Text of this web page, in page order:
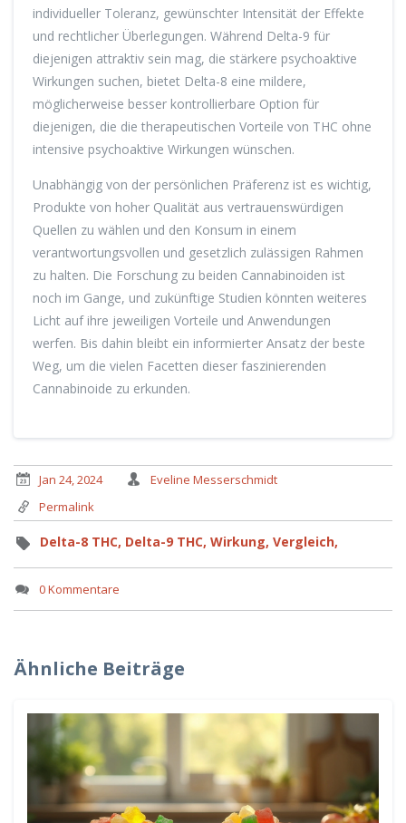
individueller Toleranz, gewünschter Intensität der Effekte
und rechtlicher Überlegungen. Während Delta-9 für
diejenigen attraktiv sein mag, die stärkere psychoaktive
Wirkungen suchen, bietet Delta-8 eine mildere,
möglicherweise besser kontrollierbare Option für
diejenigen, die die therapeutischen Vorteile von THC ohne
intensive psychoaktive Wirkungen wünschen.
Unabhängig von der persönlichen Präferenz ist es wichtig,
Produkte von hoher Qualität aus vertrauenswürdigen
Quellen zu wählen und den Konsum in einem
verantwortungsvollen und gesetzlich zulässigen Rahmen
zu halten. Die Forschung zu beiden Cannabinoiden ist
noch im Gange, und zukünftige Studien könnten weiteres
Licht auf ihre jeweiligen Vorteile und Anwendungen
werfen. Bis dahin bleibt ein informierter Ansatz der beste
Weg, um die vielen Facetten dieser faszinierenden
Cannabinoide zu erkunden.
Jan 24, 2024
Eveline Messerschmidt
Permalink
Delta-8 THC, Delta-9 THC, Wirkung, Vergleich,
0 Kommentare
Ähnliche Beiträge